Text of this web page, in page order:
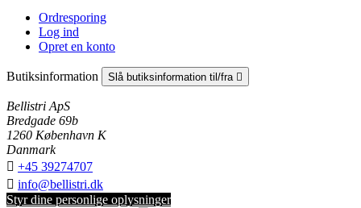
Ordresporing
Log ind
Opret en konto
Butiksinformation Slå butiksinformation til/fra 
Bellistri ApS
Bredgade 69b
1260 København K
Danmark
 +45 39274707
 info@bellistri.dk
Styr dine personlige oplysninger